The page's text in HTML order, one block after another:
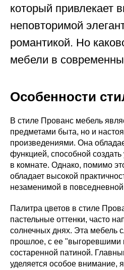
который привлекает
неповторимой
романтикой. Но
мебели в
Особенности
В стиле Прованс мебель
предметами быта, но и
произведениями. Она
функцией, способной
в комнате. Однако, помимо
обладает высокой
незаменимой в
Палитра цветов в стиле
пастельные оттенки, часто
солнечных днях. Эта мебель
прошлое, с ее "выгоревшими
состаренной патиной.
уделяется особое внимание,